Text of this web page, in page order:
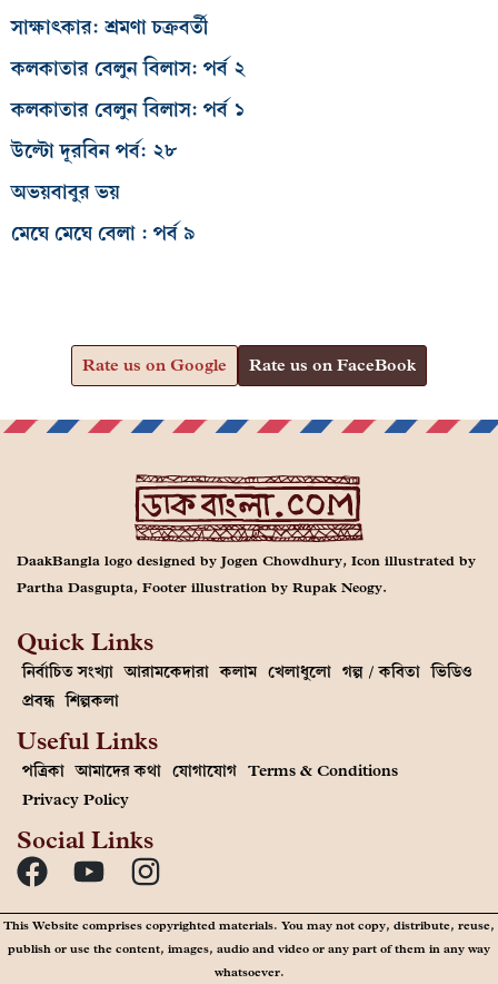
সাক্ষাৎকার: শ্রমণা চক্রবর্তী
কলকাতার বেলুন বিলাস: পর্ব ২
কলকাতার বেলুন বিলাস: পর্ব ১
উল্টো দূরবিন পর্ব: ২৮
অভয়বাবুর ভয়
মেঘে মেঘে বেলা : পর্ব ৯
Rate us on Google Rate us on FaceBook
DaakBangla logo designed by Jogen Chowdhury, Icon illustrated by
Partha Dasgupta, Footer illustration by Rupak Neogy.
Quick Links
নির্বাচিত সংখ্যা আরামকেদারা কলাম খেলাধুলো গল্প / কবিতা ভিডিও
প্রবন্ধ শিল্পকলা
Useful Links
পত্রিকা আমাদের কথা যোগাযোগ Terms & Conditions
Privacy Policy
Social Links
This Website comprises copyrighted materials. You may not copy, distribute, reuse,
publish or use the content, images, audio and video or any part of them in any way
whatsoever.